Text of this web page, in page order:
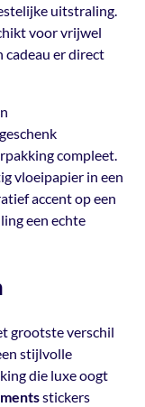
bevestig
sticker als
je van
en een
Happy
en
en
uitstraling.
voor vrijwel
cadeau er direct
compleet.
vloeipapier in een
accent op een
een echte
grootste verschil
stijlvolle
die luxe oogt
stickers